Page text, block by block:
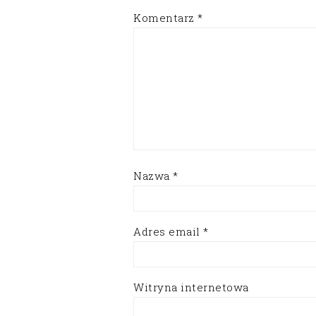
Komentarz *
Nazwa *
Adres email *
Witryna internetowa